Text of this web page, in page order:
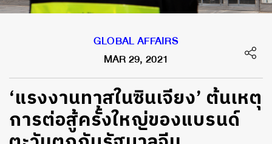
GLOBAL AFFAIRS
MAR 29, 2021
‘แรงงานทาสในซินเจียง’ ต้นเหตุ
การต่อสู้ครั้งใหญ่ของแบรนด์